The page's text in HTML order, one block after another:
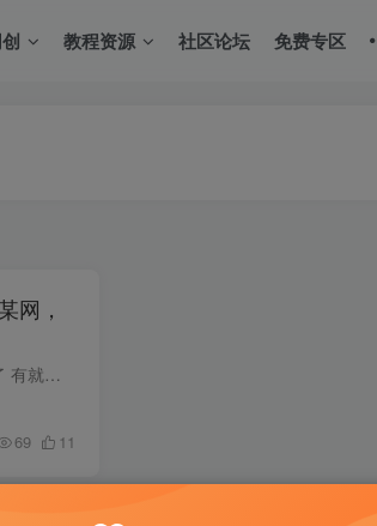
教程资源 社区论坛 免费专区
网，
软件用法很简单，复制你要的素材id上去搜索就行了 有就会跳出来，没有就可以到我开的代下帖子里回复代下 一半工作里用到千某网，摄某网，字某网，包某网比较多一点所以基本都是这些素材 用法演...
69 11